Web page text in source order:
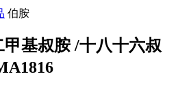
伯胺
基叔胺 /十八十六叔